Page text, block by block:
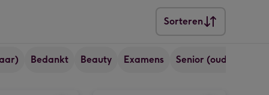
Sorteren
Sorteren
Bedankt Beauty Examens Senior (ouder dan